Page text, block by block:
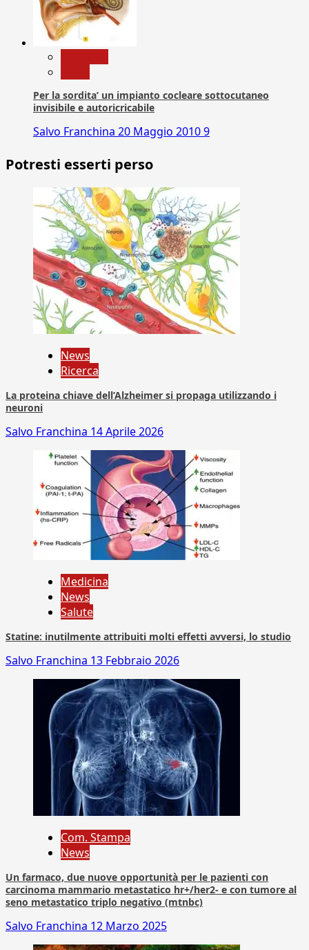
Per la sordita’ un impianto cocleare sottocutaneo
invisibile e autoricricabile
Salvo Franchina 20 Maggio 20109
Potresti esserti perso
News
Ricerca
La proteina chiave dell’Alzheimer si propaga utilizzando i
neuroni
Salvo Franchina 14 Aprile 2026
Medicina
News
Salute
Statine: inutilmente attribuiti molti effetti avversi, lo studio
Salvo Franchina 13 Febbraio 2026
Com. Stampa
News
Un farmaco, due nuove opportunità per le pazienti con
carcinoma mammario metastatico hr+/her2- e con tumore al
seno metastatico triplo negativo (mtnbc)
Salvo Franchina 12 Marzo 2025